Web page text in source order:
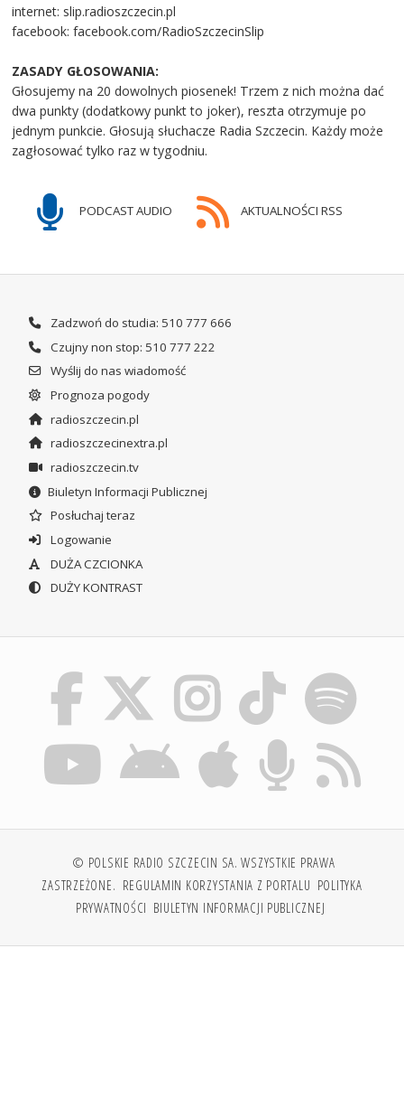
internet: slip.radioszczecin.pl
facebook: facebook.com/RadioSzczecinSlip
ZASADY GŁOSOWANIA:
Głosujemy na 20 dowolnych piosenek! Trzem z nich można dać
dwa punkty (dodatkowy punkt to joker), reszta otrzymuje po
jednym punkcie. Głosują słuchacze Radia Szczecin. Każdy może
zagłosować tylko raz w tygodniu.
PODCAST AUDIO AKTUALNOŚCI RSS
Zadzwoń do studia: 510 777 666
Czujny non stop: 510 777 222
Wyślij do nas wiadomość
Prognoza pogody
radioszczecin.pl
radioszczecinextra.pl
radioszczecin.tv
Biuletyn Informacji Publicznej
Posłuchaj teraz
Logowanie
DUŻA CZCIONKA
DUŻY KONTRAST
© POLSKIE RADIO SZCZECIN SA. WSZYSTKIE PRAWA
ZASTRZEŻONE. REGULAMIN KORZYSTANIA Z PORTALU POLITYKA
PRYWATNOŚCI BIULETYN INFORMACJI PUBLICZNEJ